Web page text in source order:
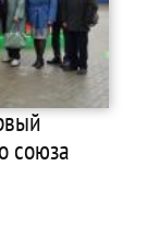
союза